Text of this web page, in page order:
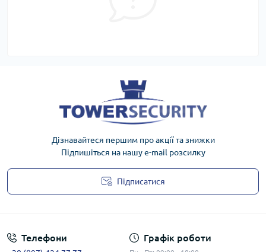
Дізнавайтеся першим про акції та знижки
Підпишіться на нашу e-mail розсилку
Підписатися
Телефони Графік роботи